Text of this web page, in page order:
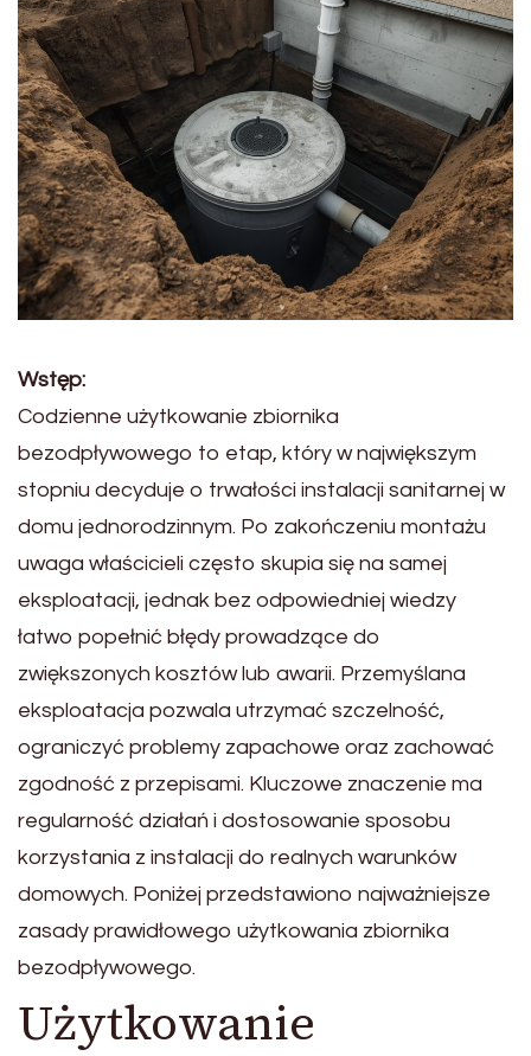
Wstęp:
Codzienne użytkowanie zbiornika
bezodpływowego to etap, który w największym
stopniu decyduje o trwałości instalacji sanitarnej w
domu jednorodzinnym. Po zakończeniu montażu
uwaga właścicieli często skupia się na samej
eksploatacji, jednak bez odpowiedniej wiedzy
łatwo popełnić błędy prowadzące do
zwiększonych kosztów lub awarii. Przemyślana
eksploatacja pozwala utrzymać szczelność,
ograniczyć problemy zapachowe oraz zachować
zgodność z przepisami. Kluczowe znaczenie ma
regularność działań i dostosowanie sposobu
korzystania z instalacji do realnych warunków
domowych. Poniżej przedstawiono najważniejsze
zasady prawidłowego użytkowania zbiornika
bezodpływowego.
Użytkowanie